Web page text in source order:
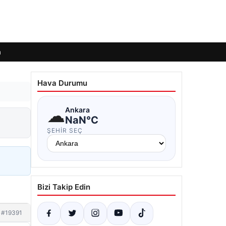
#19391
Hava Durumu
☁Ankara
NaN°C
ŞEHIR SEÇ
Bizi Takip Edin